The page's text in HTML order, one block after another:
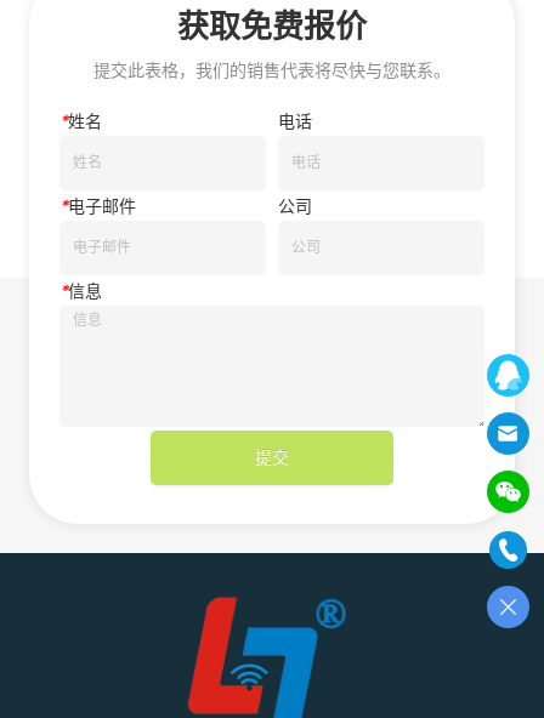
获取免费报价
提交此表格，我们的销售代表将尽快与您联系。
*姓名 电话
*电子邮件 公司
*信息
提交